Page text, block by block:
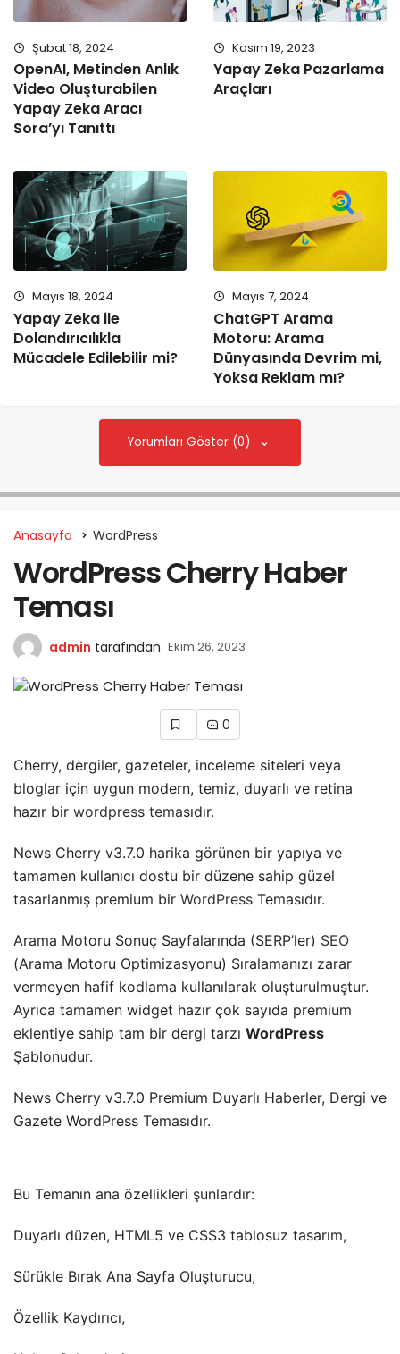
Şubat 18, 2024
OpenAI, Metinden Anlık
Video Oluşturabilen
Yapay Zeka Aracı
Sora’yı Tanıttı
Kasım 19, 2023
Yapay Zeka Pazarlama
Araçları
Mayıs 18, 2024
Yapay Zeka ile
Dolandırıcılıkla
Mücadele Edilebilir mi?
Mayıs 7, 2024
ChatGPT Arama
Motoru: Arama
Dünyasında Devrim mi,
Yoksa Reklam mı?
Yorumları Göster (0)
Anasayfa WordPress
WordPress Cherry Haber
Teması
admin tarafından Ekim 26, 2023
0
Cherry, dergiler, gazeteler, inceleme siteleri veya
bloglar için uygun modern, temiz, duyarlı ve retina
hazır bir wordpress temasıdır.
News Cherry v3.7.0 harika görünen bir yapıya ve
tamamen kullanıcı dostu bir düzene sahip güzel
tasarlanmış premium bir WordPress Temasıdır.
Arama Motoru Sonuç Sayfalarında (SERP’ler) SEO
(Arama Motoru Optimizasyonu) Sıralamanızı zarar
vermeyen hafif kodlama kullanılarak oluşturulmuştur.
Ayrıca tamamen widget hazır çok sayıda premium
eklentiye sahip tam bir dergi tarzı WordPress
Şablonudur.
News Cherry v3.7.0 Premium Duyarlı Haberler, Dergi ve
Gazete WordPress Temasıdır.
Bu Temanın ana özellikleri şunlardır:
Duyarlı düzen, HTML5 ve CSS3 tablosuz tasarım,
Sürükle Bırak Ana Sayfa Oluşturucu,
Özellik Kaydırıcı,